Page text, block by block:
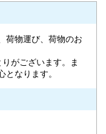
荷物運び、荷物のお
がございます。ま
なります。